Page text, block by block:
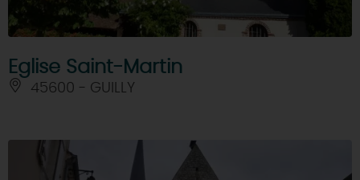
Eglise Saint-Martin
45600 - GUILLY